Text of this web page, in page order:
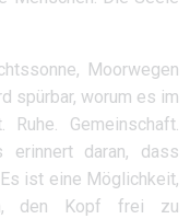
Moorwegen
spürbar, worum es im
Ruhe. Gemeinschaft.
erinnert daran, dass
ist eine Möglichkeit,
den Kopf frei zu